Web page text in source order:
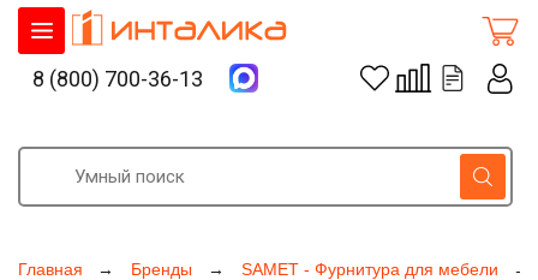
Главная Бренды SAMET - Фурнитура для мебели
8 (800) 700-36-13